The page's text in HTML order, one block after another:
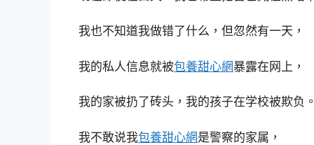
我也不知道我做错了什么，但忽然有一天，
我的私人信息就被包養甜心網暴露在网上，
我的家被扔了砖头，我的孩子在学校被欺负
我不敢说我包養甜心網是警察的家属，